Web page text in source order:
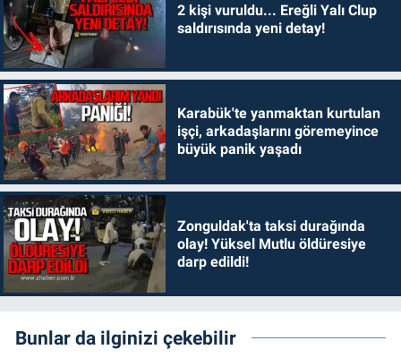
2 kişi vuruldu... Ereğli Yalı Clup
saldırısında yeni detay!
Karabük'te yanmaktan kurtulan
işçi, arkadaşlarını göremeyince
büyük panik yaşadı
Zonguldak'ta taksi durağında
olay! Yüksel Mutlu öldüresiye
darp edildi!
Bunlar da ilginizi çekebilir